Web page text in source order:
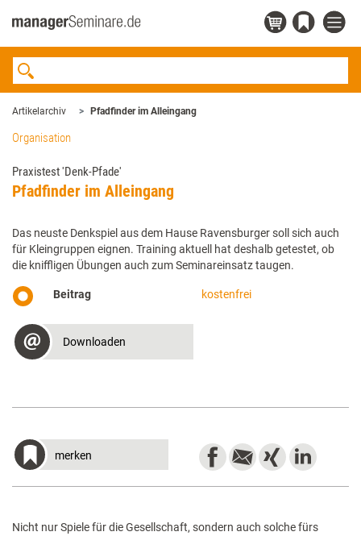
Artikelarchiv Pfadfinder im Alleingang
Organisation
Praxistest 'Denk-Pfade'
Pfadfinder im Alleingang
Das neuste Denkspiel aus dem Hause Ravensburger soll sich auch
für Kleingruppen eignen. Training aktuell hat deshalb getestet, ob
die kniffligen Übungen auch zum Seminareinsatz taugen.
Beitrag kostenfrei
Downloaden
merken
Nicht nur Spiele für die Gesellschaft, sondern auch solche fürs